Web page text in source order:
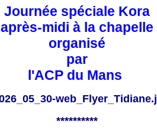
Journée spéciale Kora
après-midi à la chapelle
organisé
par
l'ACP du Mans
**********